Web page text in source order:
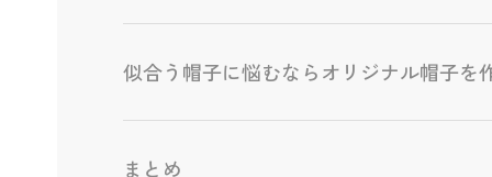
似合う帽子に悩むならオリジナル帽子を
まとめ